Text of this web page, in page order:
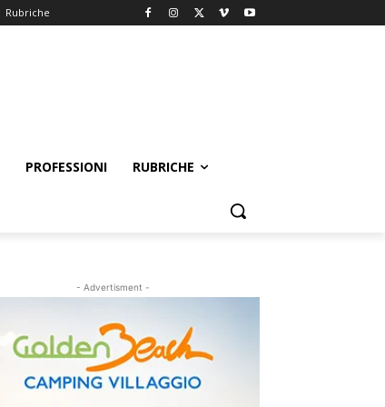
Rubriche
PROFESSIONI RUBRICHE
- Advertisment -